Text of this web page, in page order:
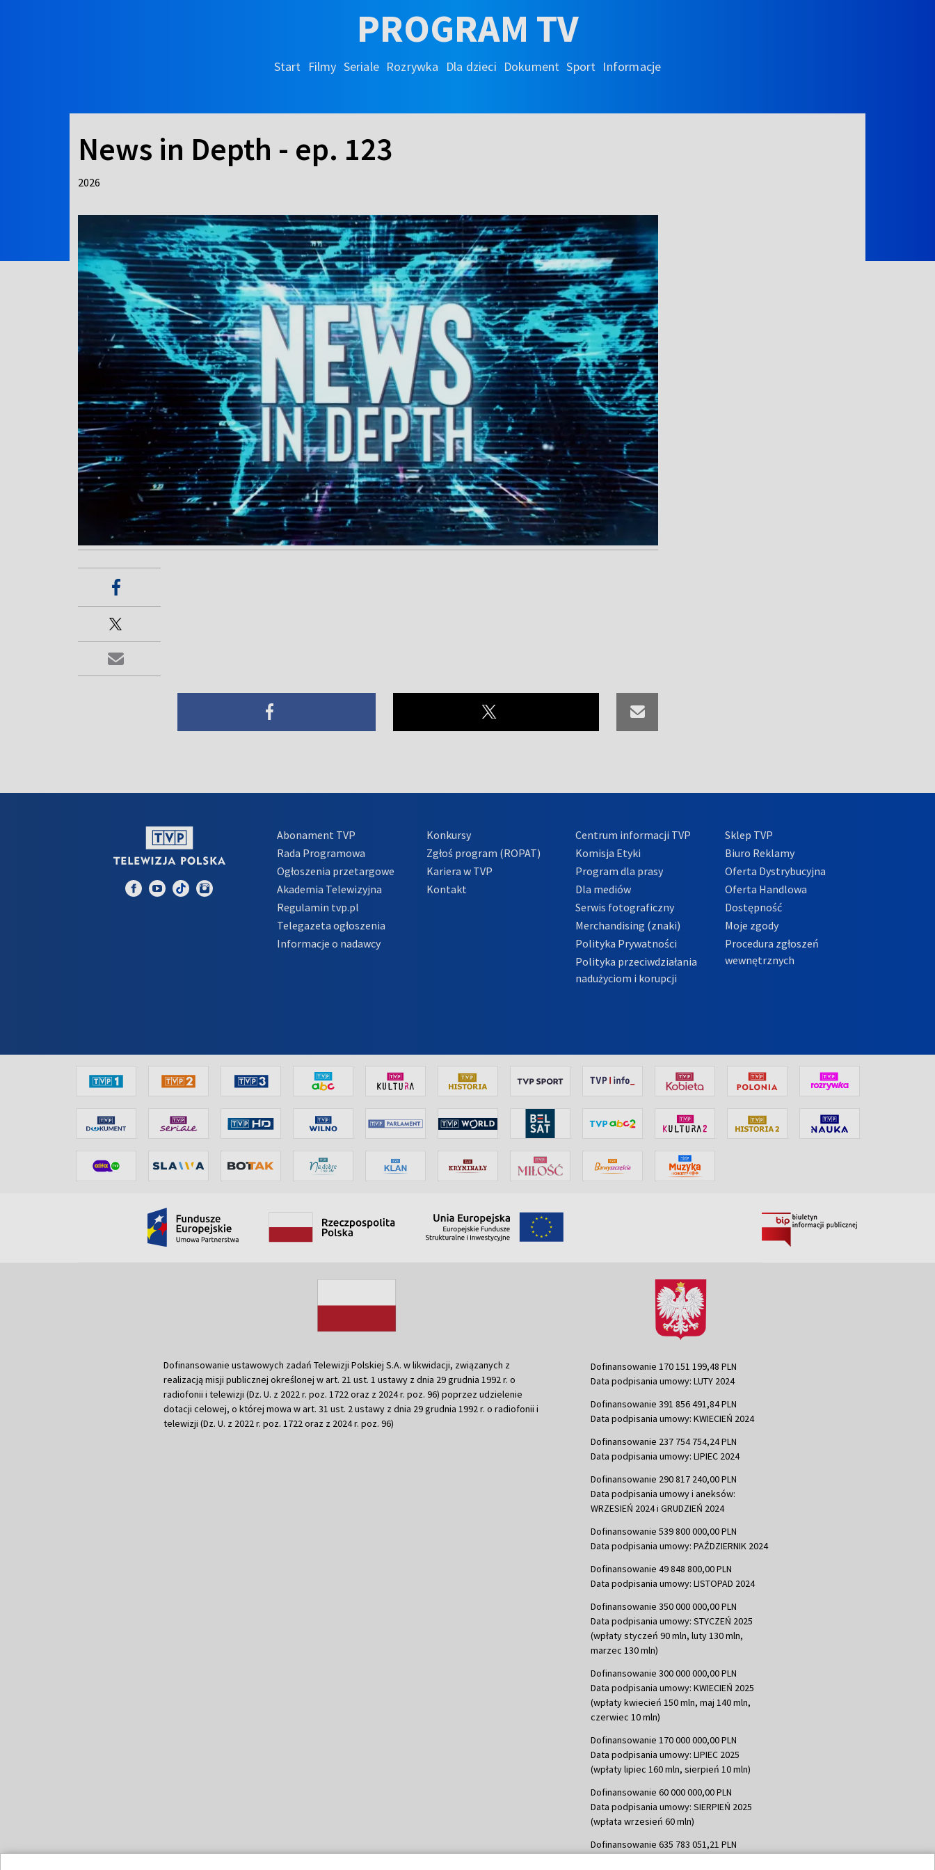
PROGRAM TV
Start Filmy Seriale Rozrywka Dla dzieci Dokument Sport Informacje
News in Depth - ep. 123
2026
Abonament TVP
Rada Programowa
Ogłoszenia przetargowe
Akademia Telewizyjna
Regulamin tvp.pl
Telegazeta ogłoszenia
Informacje o nadawcy
Konkursy
Zgłoś program (ROPAT)
Kariera w TVP
Kontakt
Centrum informacji TVP
Komisja Etyki
Program dla prasy
Dla mediów
Serwis fotograficzny
Merchandising (znaki)
Polityka Prywatności
Polityka przeciwdziałania
nadużyciom i korupcji
Sklep TVP
Biuro Reklamy
Oferta Dystrybucyjna
Oferta Handlowa
Dostępność
Moje zgody
Procedura zgłoszeń
wewnętrznych
Dofinansowanie ustawowych zadań Telewizji Polskiej S.A. w likwidacji, związanych z
realizacją misji publicznej określonej w art. 21 ust. 1 ustawy z dnia 29 grudnia 1992 r. o
radiofonii i telewizji (Dz. U. z 2022 r. poz. 1722 oraz z 2024 r. poz. 96) poprzez udzielenie
dotacji celowej, o której mowa w art. 31 ust. 2 ustawy z dnia 29 grudnia 1992 r. o radiofonii i
telewizji (Dz. U. z 2022 r. poz. 1722 oraz z 2024 r. poz. 96)
Dofinansowanie 170 151 199,48 PLN
Data podpisania umowy: LUTY 2024
Dofinansowanie 391 856 491,84 PLN
Data podpisania umowy: KWIECIEŃ 2024
Dofinansowanie 237 754 754,24 PLN
Data podpisania umowy: LIPIEC 2024
Dofinansowanie 290 817 240,00 PLN
Data podpisania umowy i aneksów:
WRZESIEŃ 2024 i GRUDZIEŃ 2024
Dofinansowanie 539 800 000,00 PLN
Data podpisania umowy: PAŹDZIERNIK 2024
Dofinansowanie 49 848 800,00 PLN
Data podpisania umowy: LISTOPAD 2024
Dofinansowanie 350 000 000,00 PLN
Data podpisania umowy: STYCZEŃ 2025
(wpłaty styczeń 90 mln, luty 130 mln,
marzec 130 mln)
Dofinansowanie 300 000 000,00 PLN
Data podpisania umowy: KWIECIEŃ 2025
(wpłaty kwiecień 150 mln, maj 140 mln,
czerwiec 10 mln)
Dofinansowanie 170 000 000,00 PLN
Data podpisania umowy: LIPIEC 2025
(wpłaty lipiec 160 mln, sierpień 10 mln)
Dofinansowanie 60 000 000,00 PLN
Data podpisania umowy: SIERPIEŃ 2025
(wpłata wrzesień 60 mln)
Dofinansowanie 635 783 051,21 PLN